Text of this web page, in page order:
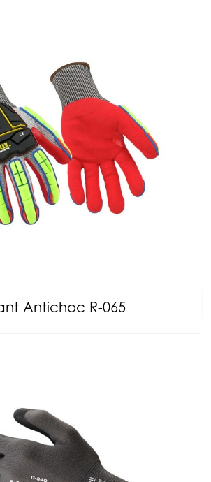
Antichoc R-065